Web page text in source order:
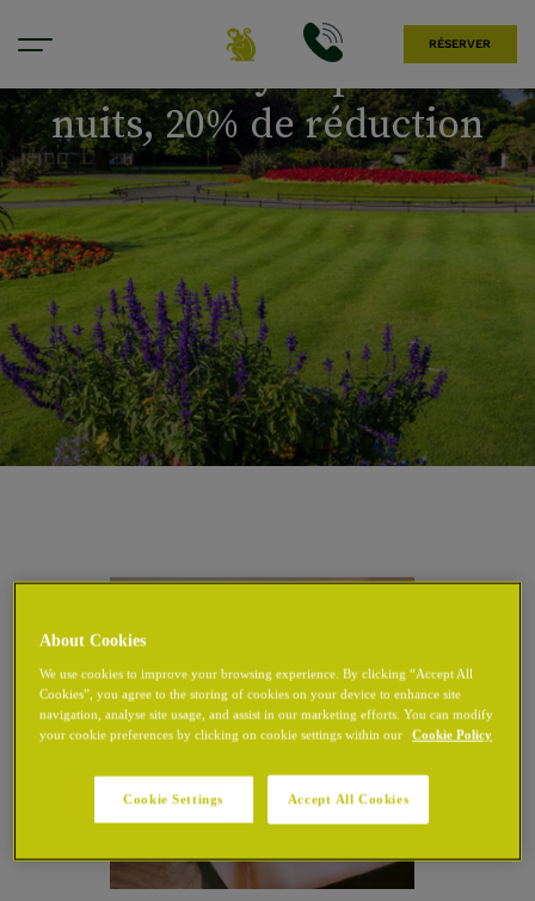
RÉSERVER
Summer City Explorer - 4
nuits, 20% de réduction
About Cookies
We use cookies to improve your browsing experience. By clicking “Accept All
Cookies”, you agree to the storing of cookies on your device to enhance site
navigation, analyse site usage, and assist in our marketing efforts. You can modify
your cookie preferences by clicking on cookie settings within our
Cookie Policy
Cookie Settings Accept All Cookies